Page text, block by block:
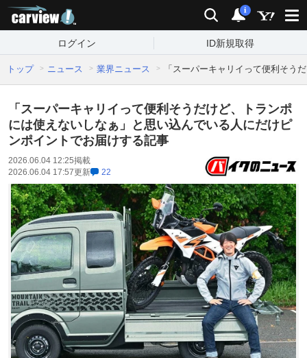
検索 通知
i
ログイン ID新規取得
トップ ニュース 業界ニュース 「スーパーキャリイって便利そう
「スーパーキャリイって便利そうだけど、トランポ
には使えないしなぁ」と思い込んでいる人にだけピ
ンポイントでお届けする記事
2026.06.04 12:25掲載
2026.06.04 17:57更新 22